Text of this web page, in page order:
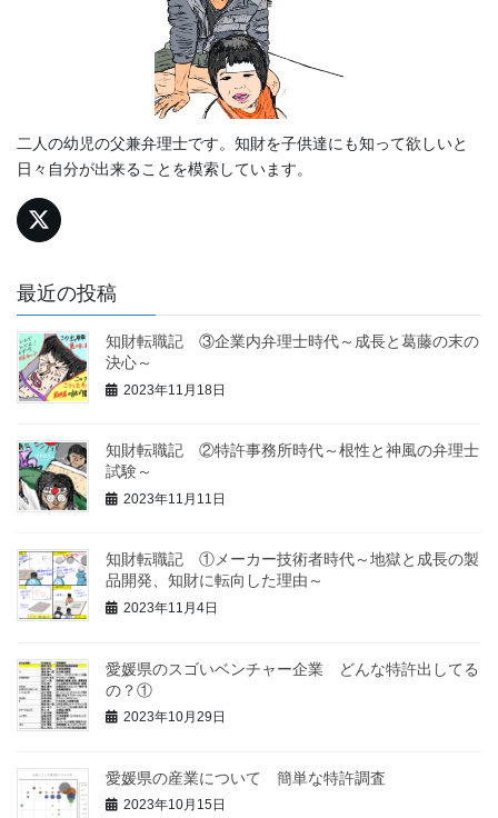
二人の幼児の父兼弁理士です。知財を子供達にも知って欲しいと
日々自分が出来ることを模索しています。
最近の投稿
知財転職記 ③企業内弁理士時代～成長と葛藤の末の
決心～
2023年11月18日
知財転職記 ②特許事務所時代～根性と神風の弁理士
試験～
2023年11月11日
知財転職記 ①メーカー技術者時代～地獄と成長の製
品開発、知財に転向した理由～
2023年11月4日
愛媛県のスゴいベンチャー企業 どんな特許出してる
の？①
2023年10月29日
愛媛県の産業について 簡単な特許調査
2023年10月15日